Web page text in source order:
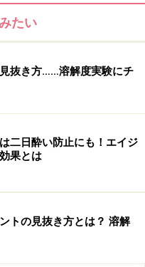
に注目が集まっていま
たい
抜き方……溶解度実験にチ
二日酔い防止にも！エイジ
果とは
トの見抜き方とは？ 溶解